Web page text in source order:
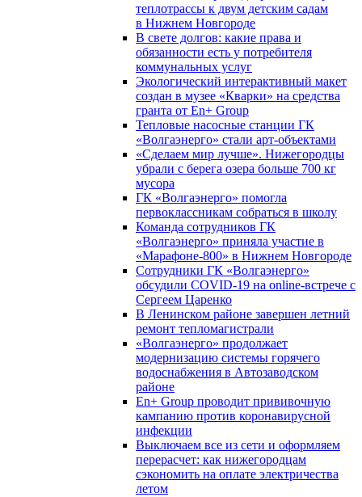
теплотрассы к двум детским садам
в Нижнем Новгороде
В свете долгов: какие права и
обязанности есть у потребителя
коммунальных услуг
Экологический интерактивный макет
создан в музее «Кварки» на средства
гранта от En+ Group
Тепловые насосные станции ГК
«Волгаэнерго» стали арт-объектами
«Сделаем мир лучше». Нижегородцы
убрали с берега озера больше 700 кг
мусора
ГК «Волгаэнерго» помогла
первоклассникам собраться в школу
Команда сотрудников ГК
«Волгаэнерго» приняла участие в
«Марафоне-800» в Нижнем Новгороде
Сотрудники ГК «Волгаэнерго»
обсудили COVID-19 на online-встрече с
Сергеем Царенко
В Ленинском районе завершен летний
ремонт тепломагистрали
«Волгаэнерго» продолжает
модернизацию системы горячего
водоснабжения в Автозаводском
районе
En+ Group проводит прививочную
кампанию против коронавирусной
инфекции
Выключаем все из сети и оформляем
перерасчет: как нижегородцам
сэкономить на оплате электричества
летом